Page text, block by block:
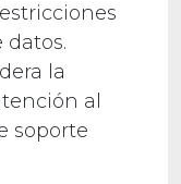
datos.
la
al
soporte